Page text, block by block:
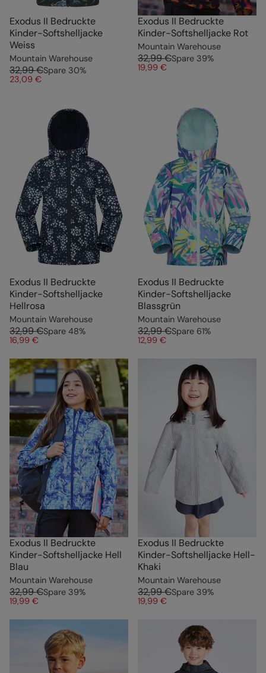
Exodus II Bedruckte
Kinder-Softshelljacke
Weiss
Mountain Warehouse
32,99 €Spare 30%
23,09 €
Exodus II Bedruckte
Kinder-Softshelljacke Rot
Mountain Warehouse
32,99 €Spare 39%
19,99 €
Exodus II Bedruckte
Kinder-Softshelljacke
Hellrosa
Mountain Warehouse
32,99 €Spare 48%
16,99 €
Exodus II Bedruckte
Kinder-Softshelljacke
Blassgrün
Mountain Warehouse
32,99 €Spare 61%
12,99 €
Exodus II Bedruckte
Kinder-Softshelljacke Hell
Blau
Mountain Warehouse
32,99 €Spare 39%
19,99 €
Exodus II Bedruckte
Kinder-Softshelljacke Hell-
Khaki
Mountain Warehouse
32,99 €Spare 39%
19,99 €